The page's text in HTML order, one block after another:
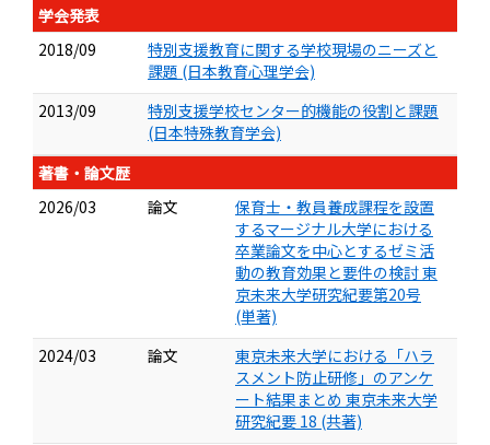
学会発表
2018/09
特別支援教育に関する学校現場のニーズと
課題 (日本教育心理学会)
2013/09
特別支援学校センター的機能の役割と課題
(日本特殊教育学会)
著書・論文歴
2026/03
論文
保育士・教員養成課程を設置
するマージナル大学における
卒業論文を中心とするゼミ活
動の教育効果と要件の検討 東
京未来大学研究紀要第20号
(単著)
2024/03
論文
東京未来大学における「ハラ
スメント防止研修」のアンケ
ート結果まとめ 東京未来大学
研究紀要 18 (共著)